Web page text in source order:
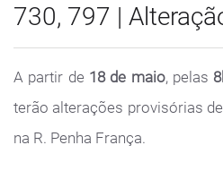
730, 797 |
A partir de 18 de maio, pelas
terão alterações provisórias
na R. Penha França.